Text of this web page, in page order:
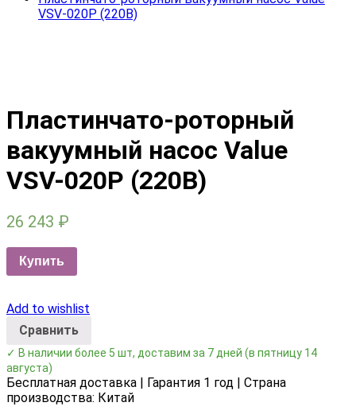
VSV-020P (220В)
Пластинчато-роторный
вакуумный насос Value
VSV-020P (220В)
26 243 ₽
Купить
Add to wishlist
Сравнить
✓ В наличии более 5 шт, доставим за 7 дней (в пятницу 14
августа)
Бесплатная доставка | Гарантия 1 год | Страна
производства: Китай